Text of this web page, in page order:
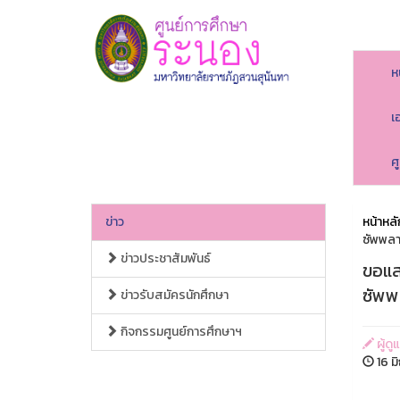
ข่าว
ข่าวประชาสัมพันธ์
ข่าวรับสมัครนักศึกษา
กิจกรรมศูนย์การศึกษาฯ
หน้าห
ซัพพล
ขอแ
ซัพพ
ผู้ดูแ
16